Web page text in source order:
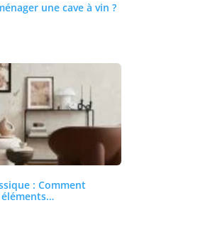
une cave à vin ?
: Comment